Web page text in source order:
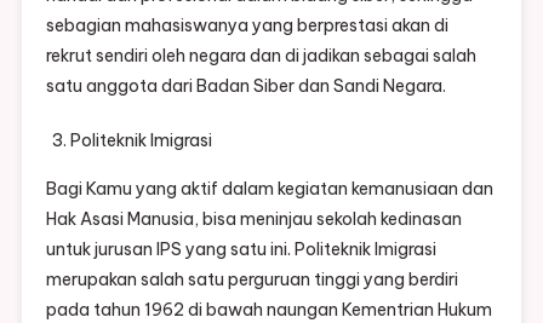
sebagian mahasiswanya yang berprestasi akan di
rekrut sendiri oleh negara dan di jadikan sebagai salah
satu anggota dari Badan Siber dan Sandi Negara.
Politeknik Imigrasi
Bagi Kamu yang aktif dalam kegiatan kemanusiaan dan
Hak Asasi Manusia, bisa meninjau sekolah kedinasan
untuk jurusan IPS yang satu ini. Politeknik Imigrasi
merupakan salah satu perguruan tinggi yang berdiri
pada tahun 1962 di bawah naungan Kementrian Hukum